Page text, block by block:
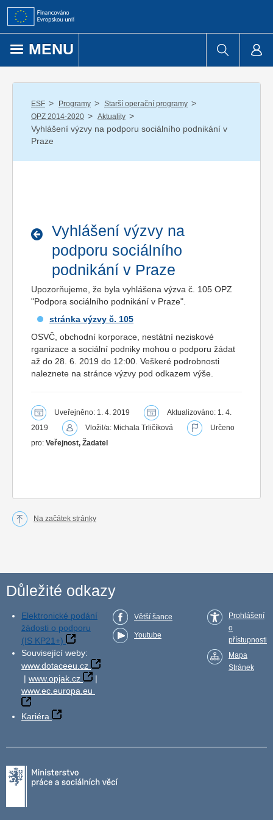
Přejít k obsahu
MENU
ESF / Programy / Starší operační programy /
OPZ 2014-2020 / Aktuality /
Vyhlášení výzvy na podporu sociálního podnikání v
Praze
Vyhlášení výzvy na
podporu sociálního
podnikání v Praze
Upozorňujeme, že byla vyhlášena výzva č. 105 OPZ
"Podpora sociálního podnikání v Praze".
stránka výzvy č. 105
OSVČ, obchodní korporace, nestátní neziskové
rganizace a sociální podniky mohou o podporu žádat
až do 28. 6. 2019 do 12:00. Veškeré podrobnosti
naleznete na stránce výzvy pod odkazem výše.
Uveřejněno: 1. 4. 2019
Aktualizováno: 1. 4.
2019
Vložil/a: Michala Trličíková
Určeno
pro: Veřejnost, Žadatel
Na začátek stránky
Důležité odkazy
Elektronické podání
žádosti o podporu
(IS KP21+)
Související weby:
www.dotaceeu.cz
| www.opjak.cz
|
www.ec.europa.eu
Kariéra
Větší šance
Youtube
Prohlášení
o
přístupnosti
Mapa
Stránek